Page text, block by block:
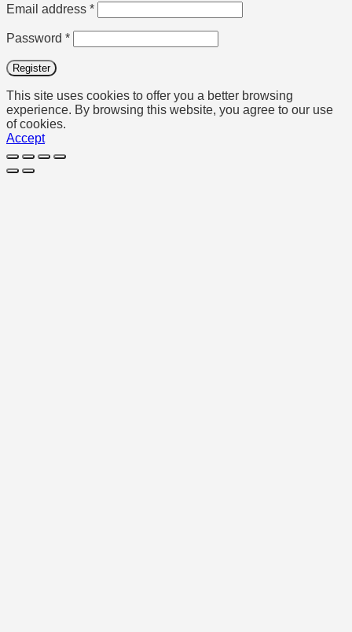
Email address *Required
Password *Required
Register
This site uses cookies to offer you a better browsing
experience. By browsing this website, you agree to our use
of cookies.
Accept